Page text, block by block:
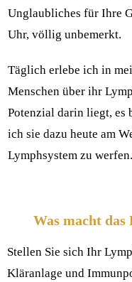
Unglaubliches für Ihre
Uhr, völlig unbemerkt.
Täglich erlebe ich in
Menschen über ihr
Potenzial darin liegt, es
ich sie dazu heute am
Lymphsystem zu werfen.
Was macht das
Stellen Sie sich Ihr
Kläranlage und